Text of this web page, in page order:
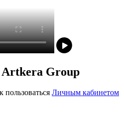
Group
пользоваться Личным кабинетом